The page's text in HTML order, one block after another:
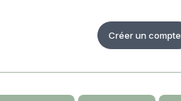
Créer un compte